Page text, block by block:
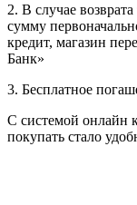
2. В случае
сумму
кредит, магазин
Банк»
3. Бесплатное
С системой онлайн
покупать стало